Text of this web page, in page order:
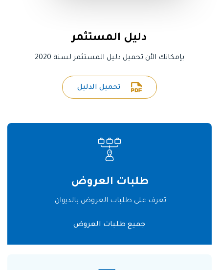
دليل المستثمر
بإمكانك الأن تحميل دليل المستثمر لسنة 2020
تحميل الدليل
طلبات العروض
تعرف على طلبات العروض بالديوان.
جميع طلبات العروض